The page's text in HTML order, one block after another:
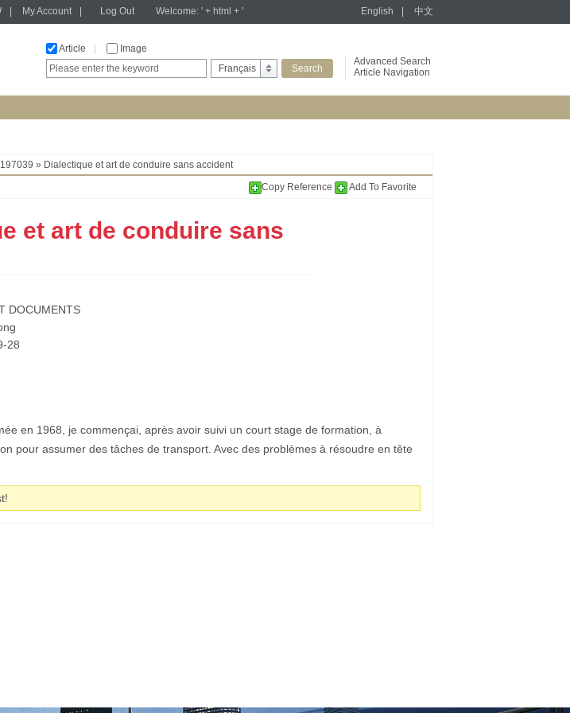
My Account Log OutWelcome: ' + html + ' English 中文
Article
Image
Français
Advanced Search
Article Navigation
197039 » Dialectique et art de conduire sans accident
Copy Reference
Add To Favorite
et art de conduire sans
DOCUMENTS
28
en 1968, je commençai, après avoir suivi un court stage de formation, à
pour assumer des tâches de transport. Avec des problèmes à résoudre en tête